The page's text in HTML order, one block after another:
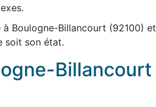
Boulogne-Billancourt (92100) et
soit son état.
Billancourt